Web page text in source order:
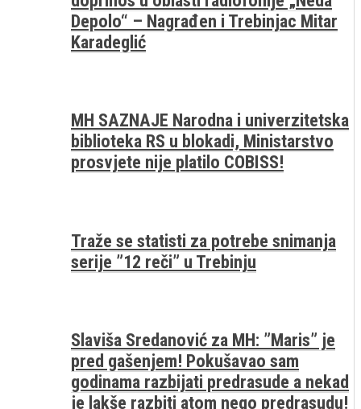
Depolo“ – Nagrađen i Trebinjac Mitar
Karadeglić
MH SAZNAJE Narodna i univerzitetska
biblioteka RS u blokadi, Ministarstvo
prosvjete nije platilo COBISS!
Traže se statisti za potrebe snimanja
serije ”12 reči” u Trebinju
Slaviša Sredanović za MH: ”Maris” je
pred gašenjem! Pokušavao sam
godinama razbijati predrasude a nekad
je lakše razbiti atom nego predrasudu!